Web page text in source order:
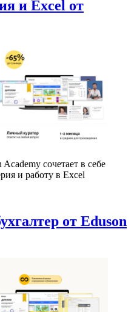
и Excel от
сочетает в себе
и работу в Excel
от Eduson